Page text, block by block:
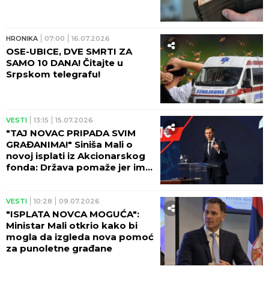
HRONIKA 07:00 16.07.2026
OSE-UBICE, DVE SMRTI ZA
SAMO 10 DANA! Čitajte u
Srpskom telegrafu!
VESTI 13:15 15.07.2026
"TAJ NOVAC PRIPADA SVIM
GRAĐANIMA!" Siniša Mali o
novoj isplati iz Akcionarskog
fonda: Država pomaže jer ima,
VESTI 10:28 09.07.2026
"ISPLATA NOVCA MOGUĆA":
Ministar Mali otkrio kako bi
mogla da izgleda nova pomoć
za punoletne građane